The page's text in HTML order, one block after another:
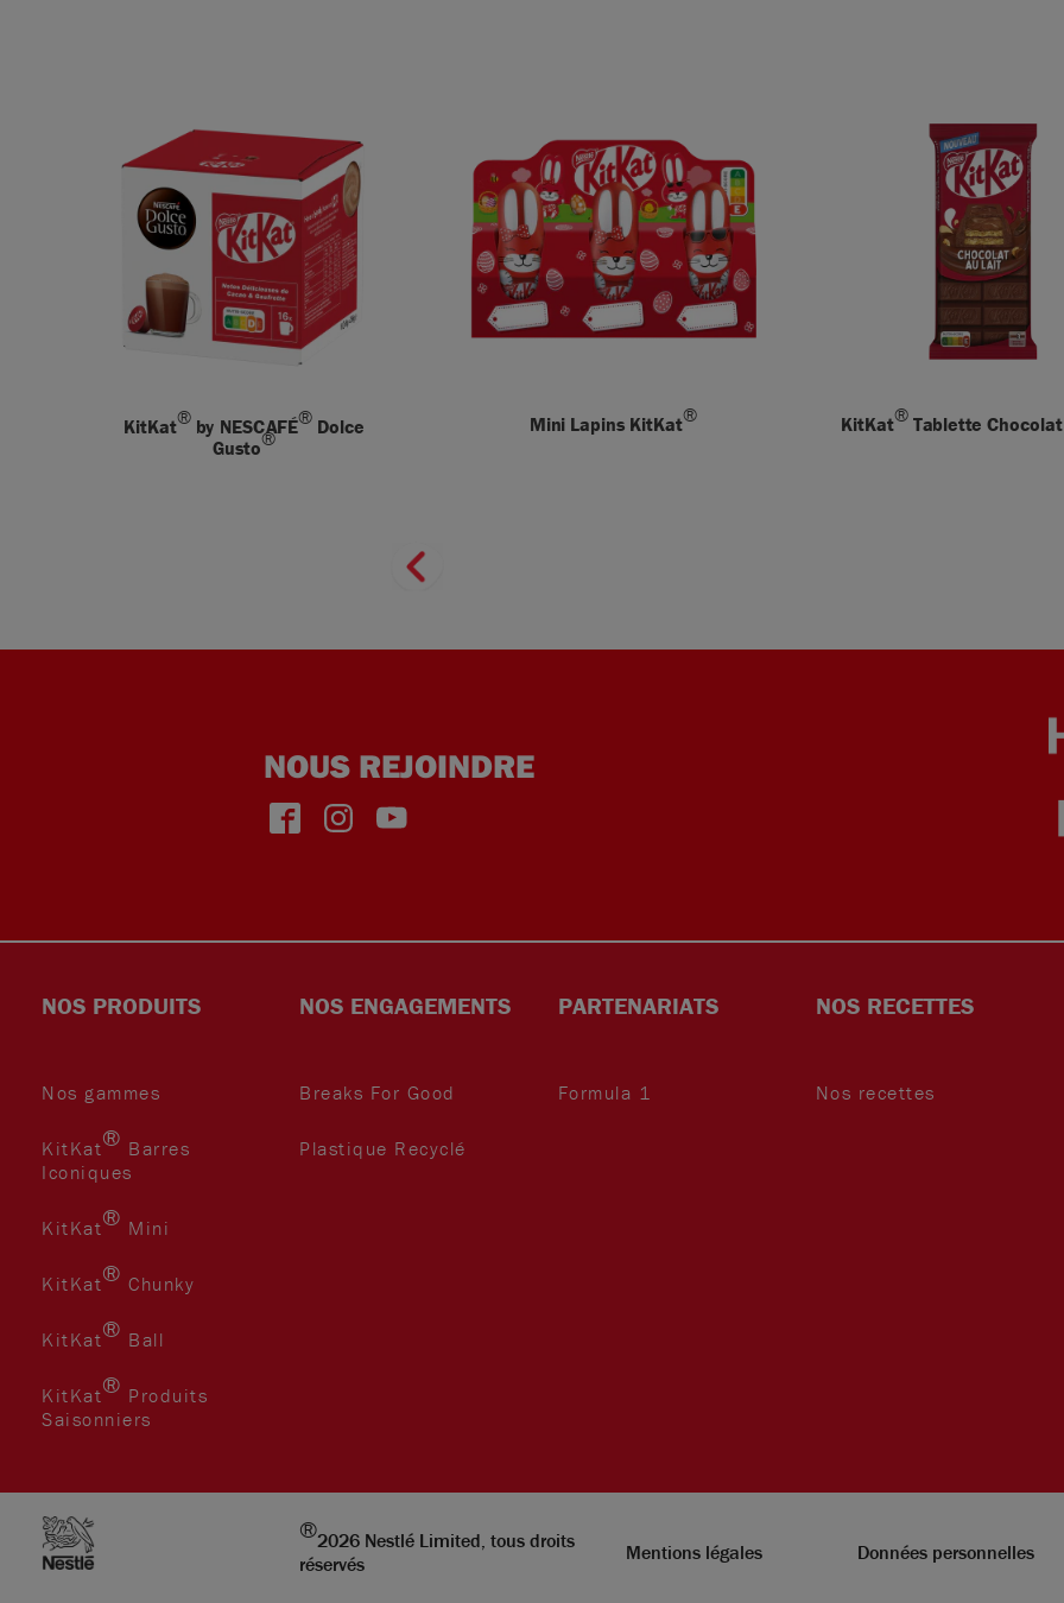
KitKat®by NESCAFÉ® Dolce
Gusto®
Mini Lapins KitKat® KitKat®Tablette
NOUS REJOINDRE
book gra ube
NOS PRODUITS
Nos gammes
KitKat® Barres
Iconiques
KitKat® Mini
KitKat® Chunky
KitKat® Ball
KitKat® Produits
Saisonniers
NOS ENGAGEMENTS
Breaks For Good
Plastique Recyclé
PARTENARIATS
Formula 1
NOS RECETTES
Nos recettes
®2026 Nestlé Limited, tous droits
réservés
Mentions légales Données personnelles